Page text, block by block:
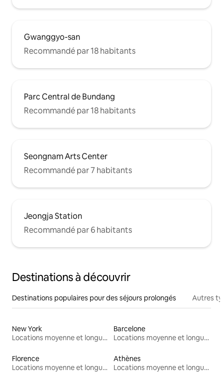
Gwanggyo-san
Recommandé par 18 habitants
Parc Central de Bundang
Recommandé par 18 habitants
Seongnam Arts Center
Recommandé par 7 habitants
Jeongja Station
Recommandé par 6 habitants
Destinations à découvrir
Destinations populaires pour des séjours prolongés Autres
New York
Locations moyenne et longue durée
Barcelone
Locations moyenne et longue durée
Florence
Locations moyenne et longue durée
Athènes
Locations moyenne et longue durée